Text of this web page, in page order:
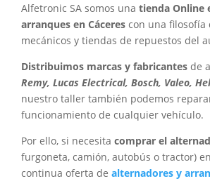
Alfetronic SA somos unatienda Online
arranques en Cáceres con una filosofía
mecánicos y tiendas de repuestos del
Distribuimos marcas y fabricantes de
Remy, Lucas Electrical, Bosch, Valeo,
nuestro taller también podemos
funcionamiento de cualquier vehículo.
Por ello, si necesitacomprar el
furgoneta, camión, autobús o tractor) en
continua oferta dealternadores y